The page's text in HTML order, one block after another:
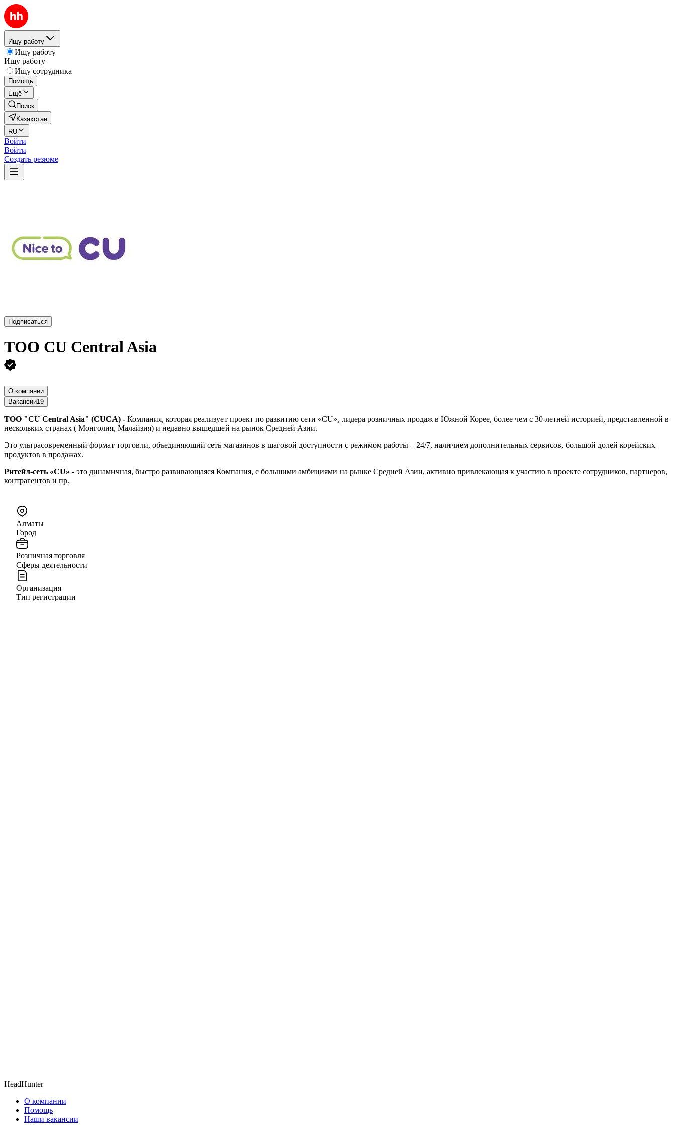
Ищу работу
Ищу работу
Ищу работу
Ищу сотрудника
Помощь
Ещё
Поиск
Казахстан
RU
Войти
Войти
Создать резюме
Подписаться
ТОО CU Central Asia
О компании
Вакансии19
ТОО "CU Central Asia" (СUCA) - Компания, которая реализует проект по развитию сети «CU», лидера розничных продаж в Южной Корее, более чем с 30-летней историей, представленной в
нескольких странах ( Монголия, Малайзия) и недавно вышедшей на рынок Средней Азии.
Это ультрасовременный формат торговли, объединяющий сеть магазинов в шаговой доступности с режимом работы – 24/7, наличием дополнительных сервисов, большой долей корейских
продуктов в продажах.
Ритейл-сеть «CU» - это динамичная, быстро развивающаяся Компания, с большими амбициями на рынке Средней Азии, активно привлекающая к участию в проекте сотрудников, партнеров,
контрагентов и пр.
Алматы
Город
Розничная торговля
Сферы деятельности
Организация
Тип регистрации
HeadHunter
О компании
Помощь
Наши вакансии